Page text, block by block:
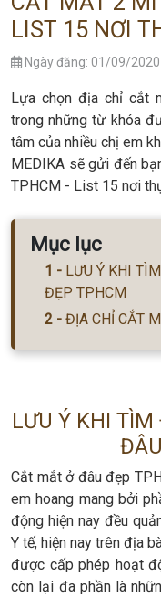
LIST 15 NƠI
Ngày đăng: 01/09/2020
Lựa chọn địa chỉ cắt
trong những từ khóa
tâm của nhiều chị em
MEDIKA sẽ gửi đến
TPHCM - List 15 nơi
Mục lục
LƯU Ý KHI
ĐẸP TPHCM
ĐỊA CHỈ CẮT
LƯU Ý KHI
Cắt mắt ở đâu đẹp
em hoang mang bởi
động hiện nay đều
Y tế, hiện nay trên địa
được cấp phép hoạt
còn lại đa phần là